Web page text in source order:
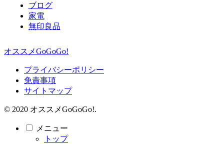
ブログ
家電
無印良品
オススメGoGoGo!
プライバシーポリシー
免責事項
サイトマップ
© 2020 オススメGoGoGo!.
メニュー
トップ